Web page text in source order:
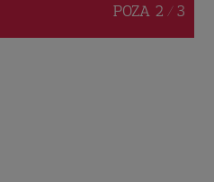
POZA 2 / 3